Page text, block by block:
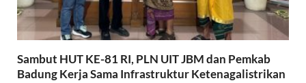
Sambut HUT KE-81 RI, PLN UIT JBM dan Pemkab
Badung Kerja Sama Infrastruktur Ketenagalistrikan